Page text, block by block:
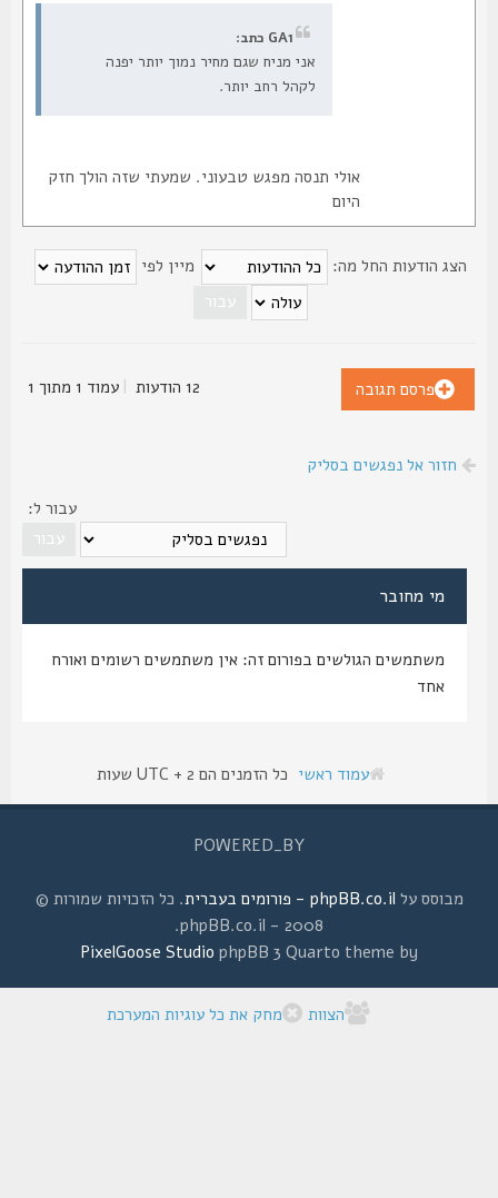
GA1 כתב:
אני מניח שגם מחיר נמוך יותר יפנה
לקהל רחב יותר.
אולי תנסה מפגש טבעוני. שמעתי שזה הולך חזק
הודעות החל מה: מיין לפי
פרסם תגובה |עמוד1מתוך1
חזור אל נפגשים בסליק
עבור ל:
מי מחובר
משתמשים הגולשים בפורום זה: אין משתמשים רשומים ואורח
עמוד ראשי כל הזמנים הם UTC + 2 שעות
POWERED_BY
מבוסס עלphpBB.co.il - פורומים בעברית
. כל הזכויות שמורות ©
2008 - phpBB.co.il.
phpBB 3 Quarto theme by
PixelGoose Studio
הצוות מחק את כל עוגיות המערכת